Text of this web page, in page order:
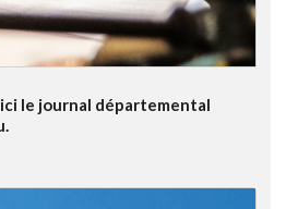
le journal départemental